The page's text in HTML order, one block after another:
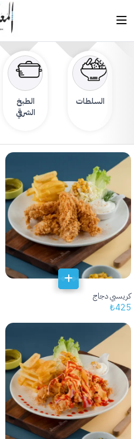
السلطات
الطبخ
الشرقي
كريسبي دجاج
425
₺